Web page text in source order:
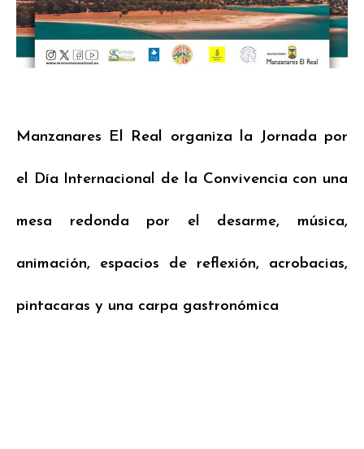
Manzanares El Real organiza la Jornada por
el Día Internacional de la Convivencia con una
mesa redonda por el desarme, música,
animación, espacios de reflexión, acrobacias,
pintacaras y una carpa gastronómica